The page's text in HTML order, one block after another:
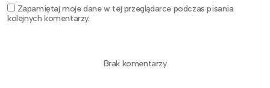
Zapamiętaj moje dane w tej przeglądarce podczas pisania
kolejnych komentarzy.
Brak komentarzy